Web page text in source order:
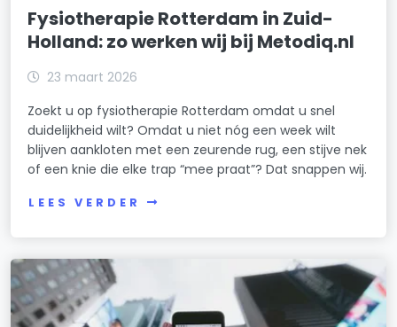
Fysiotherapie Rotterdam in Zuid-
Holland: zo werken wij bij Metodiq.nl
23 maart 2026
Zoekt u op fysiotherapie Rotterdam omdat u snel
duidelijkheid wilt? Omdat u niet nóg een week wilt
blijven aankloten met een zeurende rug, een stijve nek
of een knie die elke trap “mee praat”? Dat snappen wij.
LEES VERDER